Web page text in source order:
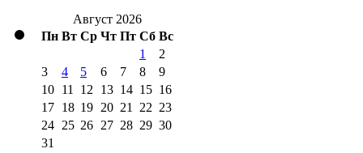
Август 2026
Пн Вт Ср Чт Пт Сб Вс
1
2
3
4 5 6 7 8
9
10 11 12 13 14 15 16
17 18 19 20 21 22 23
24 25 26 27 28 29 30
31